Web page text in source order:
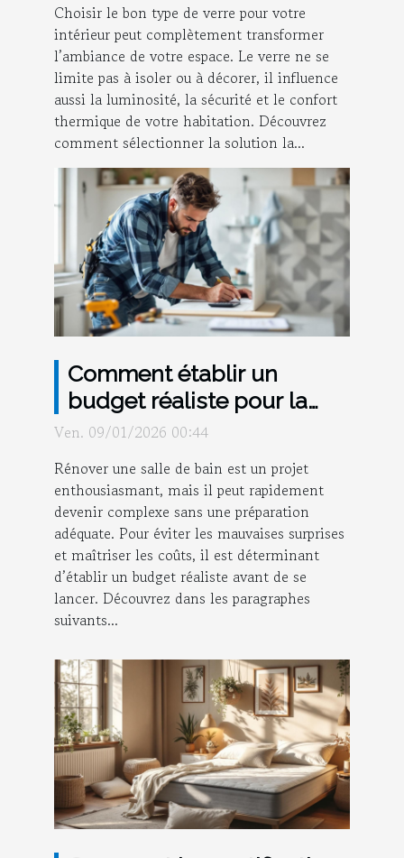
Choisir le bon type de verre pour votre
intérieur peut complètement transformer
l’ambiance de votre espace. Le verre ne se
limite pas à isoler ou à décorer, il influence
aussi la luminosité, la sécurité et le confort
thermique de votre habitation. Découvrez
comment sélectionner la solution la...
Comment établir un
budget réaliste pour la
rénovation de salle de
Ven. 09/01/2026 00:44
Rénover une salle de bain est un projet
enthousiasmant, mais il peut rapidement
devenir complexe sans une préparation
adéquate. Pour éviter les mauvaises surprises
et maîtriser les coûts, il est déterminant
d’établir un budget réaliste avant de se
lancer. Découvrez dans les paragraphes
suivants...